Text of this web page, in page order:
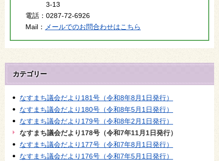
3-13
電話： 0287-72-6926
Mail：
メールでのお問合わせはこちら
カテゴリー
なすまち議会だより181号（令和8年8月1日発行）
なすまち議会だより180号（令和8年5月1日発行）
なすまち議会だより179号（令和8年2月1日発行）
なすまち議会だより178号（令和7年11月1日発行）
なすまち議会だより177号（令和7年8月1日発行）
なすまち議会だより176号（令和7年5月1日発行）